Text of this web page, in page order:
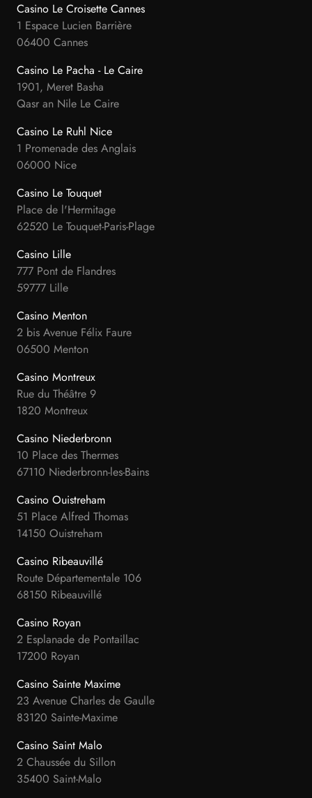
Casino Le Croisette Cannes
1 Espace Lucien Barrière
06400 Cannes
Casino Le Pacha - Le Caire
1901, Meret Basha
Qasr an Nile Le Caire
Casino Le Ruhl Nice
1 Promenade des Anglais
06000 Nice
Casino Le Touquet
Place de l'Hermitage
62520 Le Touquet-Paris-Plage
Casino Lille
777 Pont de Flandres
59777 Lille
Casino Menton
2 bis Avenue Félix Faure
06500 Menton
Casino Montreux
Rue du Théâtre 9
1820 Montreux
Casino Niederbronn
10 Place des Thermes
67110 Niederbronn-les-Bains
Casino Ouistreham
51 Place Alfred Thomas
14150 Ouistreham
Casino Ribeauvillé
Route Départementale 106
68150 Ribeauvillé
Casino Royan
2 Esplanade de Pontaillac
17200 Royan
Casino Sainte Maxime
23 Avenue Charles de Gaulle
83120 Sainte-Maxime
Casino Saint Malo
2 Chaussée du Sillon
35400 Saint-Malo